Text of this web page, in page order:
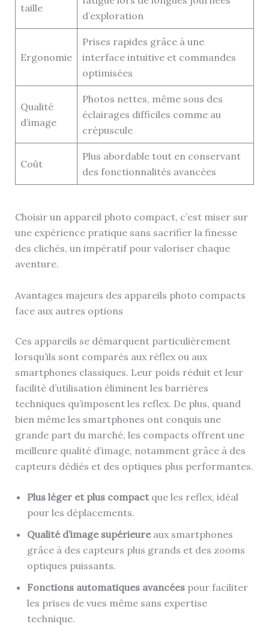
taille
d’exploration
Ergonomie
Prises rapides grâce à une
interface intuitive et commandes
optimisées
Qualité
d’image
Photos nettes, même sous des
éclairages difficiles comme au
crépuscule
Coût
Plus abordable tout en conservant
des fonctionnalités avancées
Choisir un appareil photo compact, c’est miser sur
une expérience pratique sans sacrifier la finesse
des clichés, un impératif pour valoriser chaque
aventure.
Avantages majeurs des appareils photo compacts
face aux autres options
Ces appareils se démarquent particulièrement
lorsqu’ils sont comparés aux réflex ou aux
smartphones classiques. Leur poids réduit et leur
facilité d’utilisation éliminent les barrières
techniques qu’imposent les reflex. De plus, quand
bien même les smartphones ont conquis une
grande part du marché, les compacts offrent une
meilleure qualité d’image, notamment grâce à des
capteurs dédiés et des optiques plus performantes.
Plus léger et plus compactque les reflex, idéal
pour les déplacements.
Qualité d’image supérieureaux smartphones
grâce à des capteurs plus grands et des zooms
optiques puissants.
Fonctions automatiques avancéespour faciliter
les prises de vues même sans expertise
technique.